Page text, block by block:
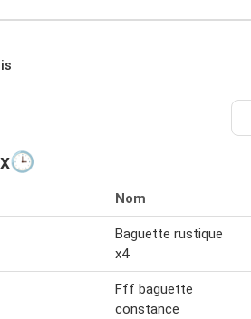
Nom
Baguette rustique
x4
Fff baguette
constance